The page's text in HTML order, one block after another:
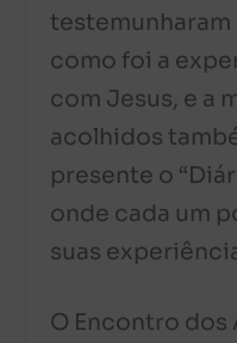
como foi a
com Jesus, e a
acolhidos
presente o
onde cada um
suas
O Encontro dos